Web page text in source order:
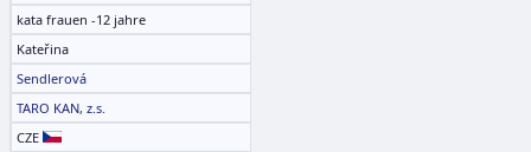
kata frauen -12 jahre
Kateřina
Sendlerová
TARO KAN, z.s.
CZE